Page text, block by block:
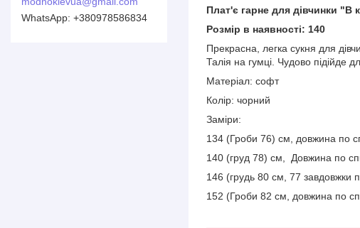
Плат'є гарне для дівчинки "В
Розмір в наявності: 140
Прекрасна, легка сукня для
Талія на гумці. Чудово підійде
Матеріал: софт
Колір: чорний
Заміри:
134 (Гроби 76) см, довжина по
140 (груд 78) см, Довжина по
146 (грудь 80 см, 77 завдовжки
152 (Гроби 82 см, довжина по
+380978586834